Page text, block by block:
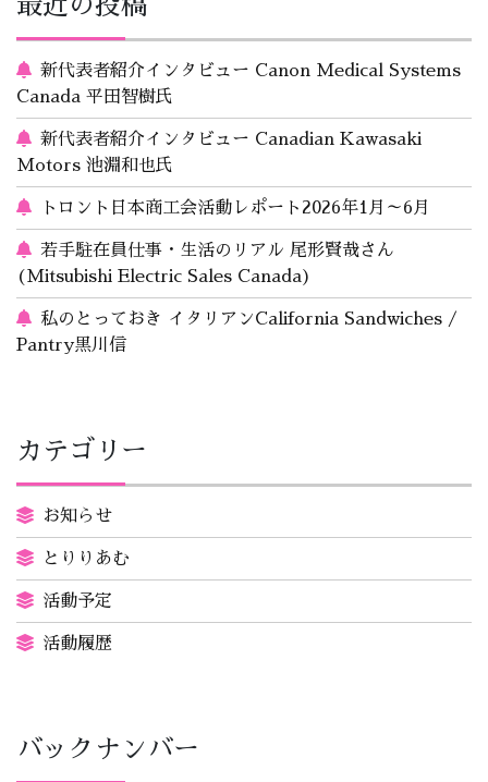
最近の投稿
新代表者紹介インタビュー Canon Medical Systems
Canada 平田智樹氏
新代表者紹介インタビュー Canadian Kawasaki
Motors 池淵和也氏
トロント日本商工会活動レポート2026年1月～6月
若手駐在員仕事・生活のリアル 尾形賢哉さん
(Mitsubishi Electric Sales Canada)
私のとっておき イタリアンCalifornia Sandwiches /
Pantry黒川信
カテゴリー
お知らせ
とりりあむ
活動予定
活動履歴
バックナンバー